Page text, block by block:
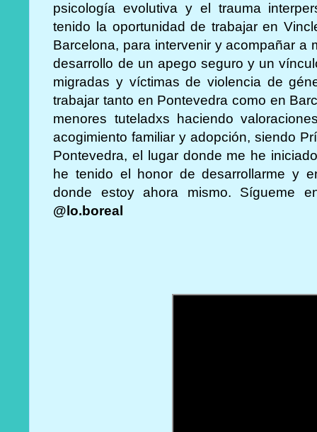
psicología evolutiva y el trauma
tenido la oportunidad de trabajar en
Barcelona, para intervenir y acompañar a
desarrollo de un apego seguro y un
migradas y víctimas de violencia de
trabajar tanto en Pontevedra como en
menores tuteladxs haciendo
acogimiento familiar y adopción, siendo
Pontevedra, el lugar donde me he
he tenido el honor de desarrollarme y
donde estoy ahora mismo. Sígueme
@lo.boreal